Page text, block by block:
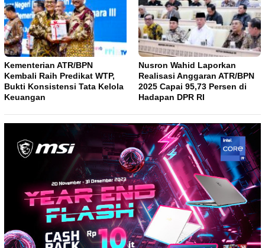
Kementerian ATR/BPN
Kembali Raih Predikat WTP,
Bukti Konsistensi Tata Kelola
Keuangan
Nusron Wahid Laporkan
Realisasi Anggaran ATR/BPN
2025 Capai 95,73 Persen di
Hadapan DPR RI